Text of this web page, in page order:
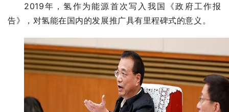
2019年，氢作为能源首次写入我国《政府工作报
告》，对氢能在国内的发展推广具有里程碑式的意义。